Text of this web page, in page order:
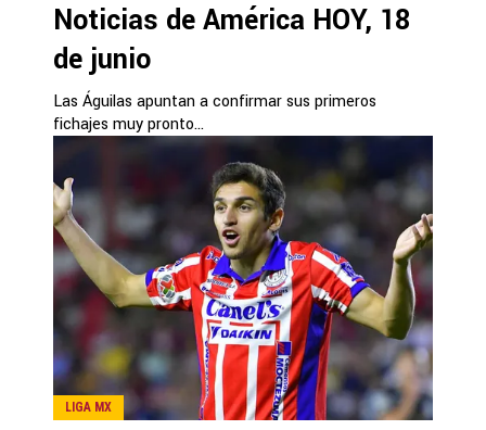
Noticias de América HOY, 18
de junio
Las Águilas apuntan a confirmar sus primeros
fichajes muy pronto...
LIGA MX